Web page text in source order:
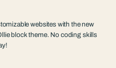
websites with the new
block theme. No coding skills